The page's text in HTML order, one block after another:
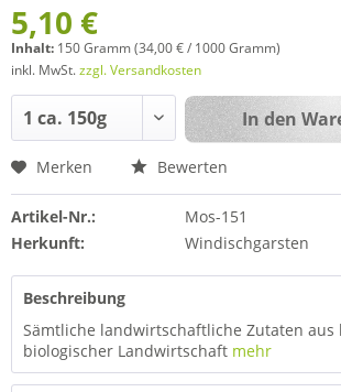
5,10 €
Inhalt: 150 Gramm (34,00 € / 1000 Gramm)
inkl. MwSt.zzgl. Versandkosten
In den
Merken Bewerten
Artikel-Nr.:
Mos-151
Herkunft:
Windischgarsten
Beschreibung
Sämtliche landwirtschaftliche Zutaten
biologischer Landwirtschaft mehr